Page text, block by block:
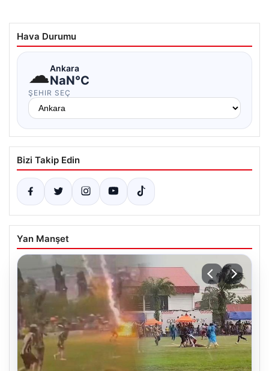
Hava Durumu
☁Ankara
NaN°C
ŞEHIR SEÇ
Bizi Takip Edin
Yan Manşet